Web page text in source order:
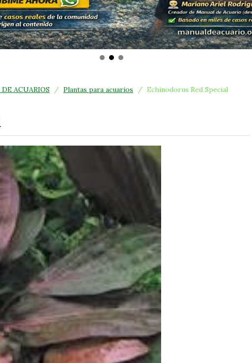
ACUARIOS / Plantas para acuarios / Echinodorus Red Special